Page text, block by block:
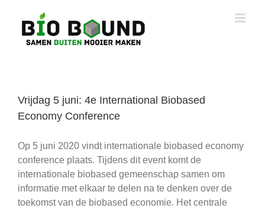
inhoud
Vrijdag 5 juni: 4e International Biobased
Economy Conference
Op 5 juni 2020 vindt internationale biobased economy
conference plaats. Tijdens dit event komt de
internationale biobased gemeenschap samen om
informatie met elkaar te delen na te denken over de
toekomst van de biobased economie. Het centrale